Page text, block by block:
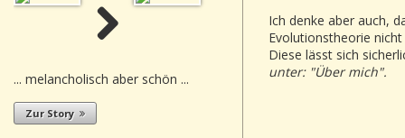
Ich denke aber auch,
Evolutionstheorie
Diese lässt sich
unter: "Über mich".
... melancholisch aber schön ...
Zur Story